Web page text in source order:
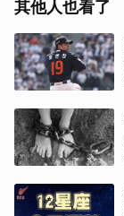
其他人也看了